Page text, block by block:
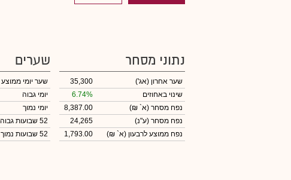
נתוני מסחר
שער אחרון (אג')
35,300
שינוי באחוזים
6.74%
נפח מסחר (א` ₪)
8,387.00
נפח מסחר (ע"נ)
24,265
נפח ממוצע לרבעון (א` ₪)
1,793.00
שערים
שער יומי ממוצע
יומי גבוה
יומי נמוך
52 שבועות גבוה
52 שבועות נמוך